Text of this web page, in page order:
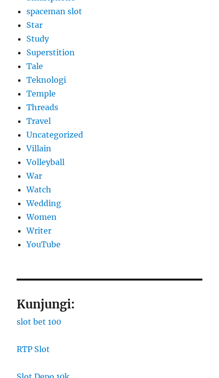
spaceman slot
Star
Study
Superstition
Tale
Teknologi
Temple
Threads
Travel
Uncategorized
Villain
Volleyball
War
Watch
Wedding
Women
Writer
YouTube
Kunjungi:
slot bet 100
RTP Slot